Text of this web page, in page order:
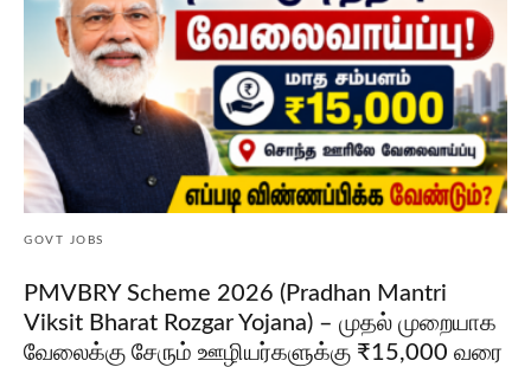
GOVT JOBS
PMVBRY Scheme 2026 (Pradhan Mantri
Viksit Bharat Rozgar Yojana) – முதல் முறையாக
வேலைக்கு சேரும் ஊழியர்களுக்கு ₹15,000 வரை